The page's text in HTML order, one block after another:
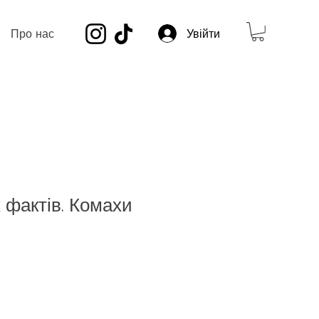
Про нас Увійти
фактів. Комахи